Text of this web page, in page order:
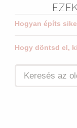
Hogyan építs
Hogy döntsd el,